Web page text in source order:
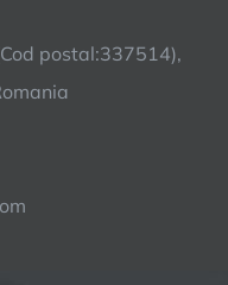
postal:337514),